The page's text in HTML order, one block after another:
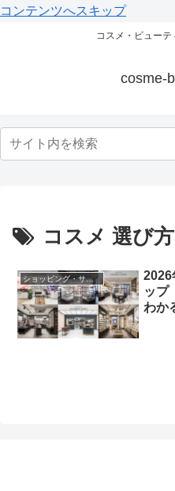
コンテンツへスキップ
コスメ・ビュー
cosme-
コスメ 選び
ショッピング・サロン
2026
ップ
わか